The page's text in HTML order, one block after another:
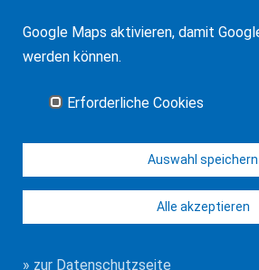
17.03.2026Andalusien:
Alle Neuigkeiten
© J-H. Frank, Fachanwalt Erbrecht 2026
Google Maps aktivieren, damit
werden können.
Erforderliche Cookies
Auswahl speichern
Alle akzeptieren
» zur Datenschutzseite